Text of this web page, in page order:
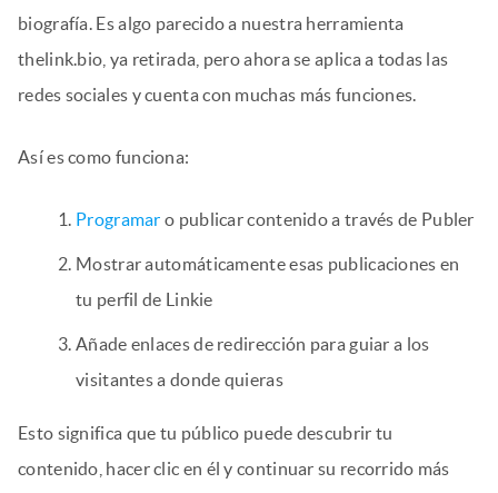
biografía. Es algo parecido a nuestra herramienta
thelink.bio, ya retirada, pero ahora se aplica a todas las
redes sociales y cuenta con muchas más funciones.
Así es como funciona:
Programar o publicar contenido a través de Publer
Mostrar automáticamente esas publicaciones en
tu perfil de Linkie
Añade enlaces de redirección para guiar a los
visitantes a donde quieras
Esto significa que tu público puede descubrir tu
contenido, hacer clic en él y continuar su recorrido más